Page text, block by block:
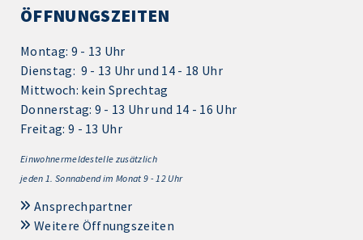
ÖFFNUNGSZEITEN
Montag: 9 - 13 Uhr
Dienstag: 9 - 13 Uhr und 14 - 18 Uhr
Mittwoch: kein Sprechtag
Donnerstag: 9 - 13 Uhr und 14 - 16 Uhr
Freitag: 9 - 13 Uhr
Einwohnermeldestelle zusätzlich
jeden 1. Sonnabend im Monat 9 - 12 Uhr
Ansprechpartner
Weitere Öffnungszeiten